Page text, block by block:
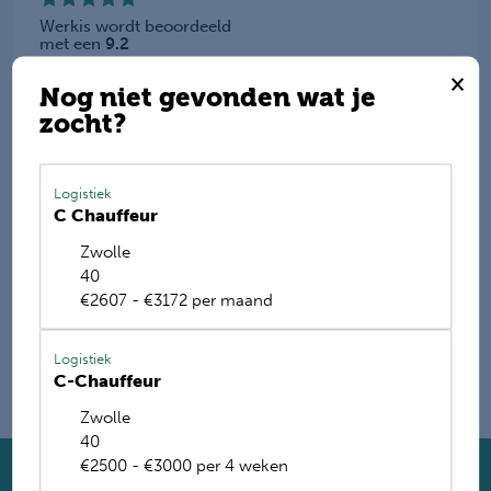
×
Nog niet gevonden wat je
zocht?
Logistiek
C Chauffeur
Zwolle
40
€2607 - €3172 per maand
Logistiek
C-Chauffeur
Zwolle
40
€2500 - €3000 per 4 weken
Werkis wordt beoordeeld
met een 9.2
Deel deze vacature
E-mail mij de nieuwste vacatures
Name